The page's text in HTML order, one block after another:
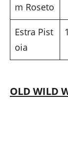
m Roseto
Estra Pist
oia
OLD WILD